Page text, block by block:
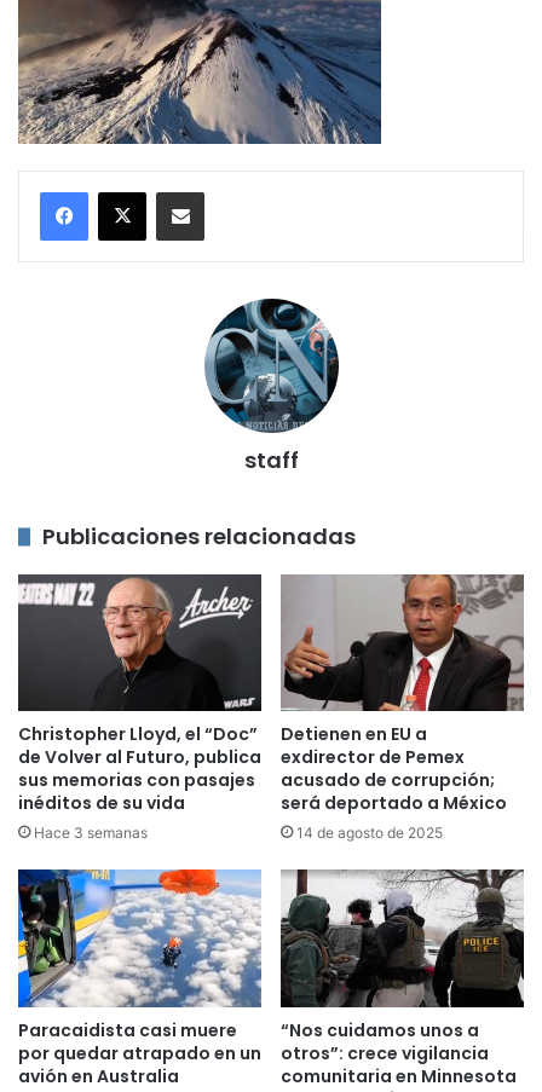
Compartir por correo electrónico
staff
Publicaciones relacionadas
Christopher Lloyd, el “Doc”
de Volver al Futuro, publica
sus memorias con pasajes
inéditos de su vida
Hace 3 semanas
Detienen en EU a
exdirector de Pemex
acusado de corrupción;
será deportado a México
14 de agosto de 2025
Paracaidista casi muere
por quedar atrapado en un
avión en Australia
“Nos cuidamos unos a
otros”: crece vigilancia
comunitaria en Minnesota